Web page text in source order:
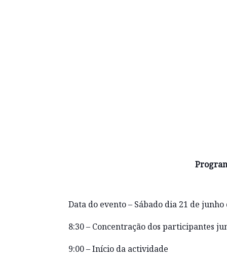
Data do evento – Sábado dia 21 de
8:30 – Concentração dos participantes
9:00 – Início da actividade